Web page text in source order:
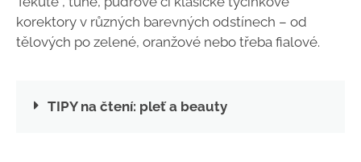
korektory v různých barevných odstínech – od
tělových po zelené, oranžové nebo třeba fialové.
TIPY na čtení: pleť a beauty